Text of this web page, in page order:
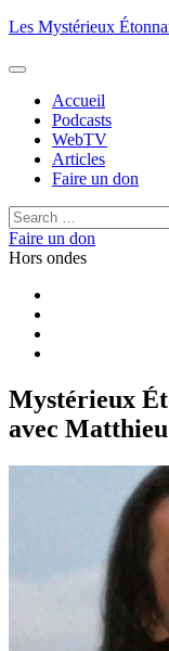
Aller
contenu
Les Mystérieux
Accueil
Podcasts
WebTV
Articles
Faire un don
Rechercher :
Faire un don
Hors ondes
Mystérieux
avec